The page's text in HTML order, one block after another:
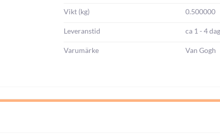
Vikt (kg) 0.500000
Leveranstid ca 1 - 4
Varumärke Van Gogh